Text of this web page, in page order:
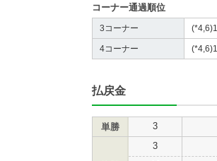
コーナー通過順位
3コーナー
4コーナー
払戻金
単勝 3
3